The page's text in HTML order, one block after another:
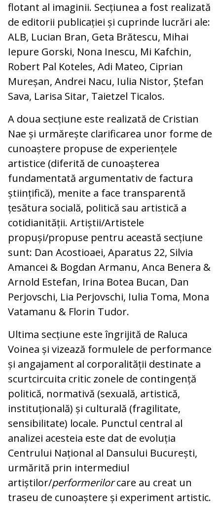
flotant al imaginii. Secțiunea a fost realizată
de editorii publicației și cuprinde lucrări ale:
ALB, Lucian Bran, Geta Brătescu, Mihai
Iepure Gorski, Nona Inescu, Mi Kafchin,
Robert Pal Koteles, Adi Mateo, Ciprian
Mureșan, Andrei Nacu, Iulia Nistor, Ștefan
Sava, Larisa Sitar, Taietzel Ticalos.
A doua secțiune este realizată de Cristian
Nae și urmărește clarificarea unor forme de
cunoaștere propuse de experiențele
artistice (diferită de cunoașterea
fundamentată argumentativ de factura
științifică), menite a face transparentă
țesătura socială, politică sau artistică a
cotidianității. Artiștii/Artistele
propuși/propuse pentru această secțiune
sunt: Dan Acostioaei, Aparatus 22, Silvia
Amancei & Bogdan Armanu, Anca Benera &
Arnold Estefan, Irina Botea Bucan, Dan
Perjovschi, Lia Perjovschi, Iulia Toma, Mona
Vatamanu & Florin Tudor.
Ultima secțiune este îngrijită de Raluca
Voinea și vizează formulele de performance
și angajament al corporalității destinate a
scurtcircuita critic zonele de contingență
politică, normativă (sexuală, artistică,
instituțională) și culturală (fragilitate,
sensibilitate) locale. Punctul central al
analizei acesteia este dat de evoluția
Centrului Național al Dansului București,
urmărită prin intermediul
artiștilor/performerilorcare au creat un
traseu de cunoaștere și experiment artistic.